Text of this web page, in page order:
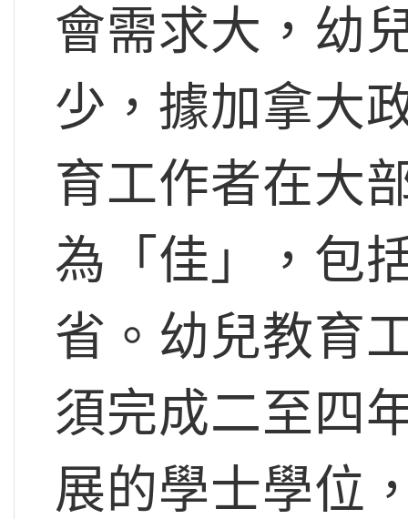
會需求大，幼
少，據加拿大
育工作者在大
為「佳」，包
省。幼兒教育
須完成二至四
展的學士學位